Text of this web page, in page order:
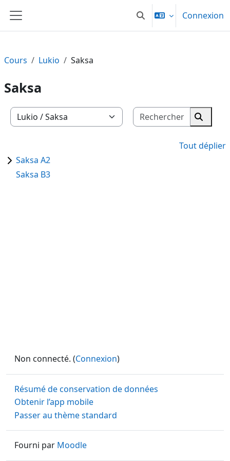
Panneau latéral Activer/désactiver la
Connexion
Cours Lukio Saksa
Saksa
Catégories de cours
Tout déplier
Saksa A2
Saksa B3
Non connecté. (Connexion)
Résumé de conservation de données
Obtenir l’app mobile
Passer au thème standard
Fourni par Moodle